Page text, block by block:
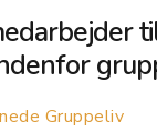
Gruppeliv